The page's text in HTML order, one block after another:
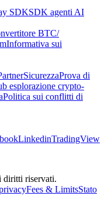
SDKSDK agenti AI
BTC/
Informativa sui
SicurezzaProva di
esplorazione crypto-
Politica sui conflitti di
LinkedinTradingView
riservati.
Fees & LimitsStato